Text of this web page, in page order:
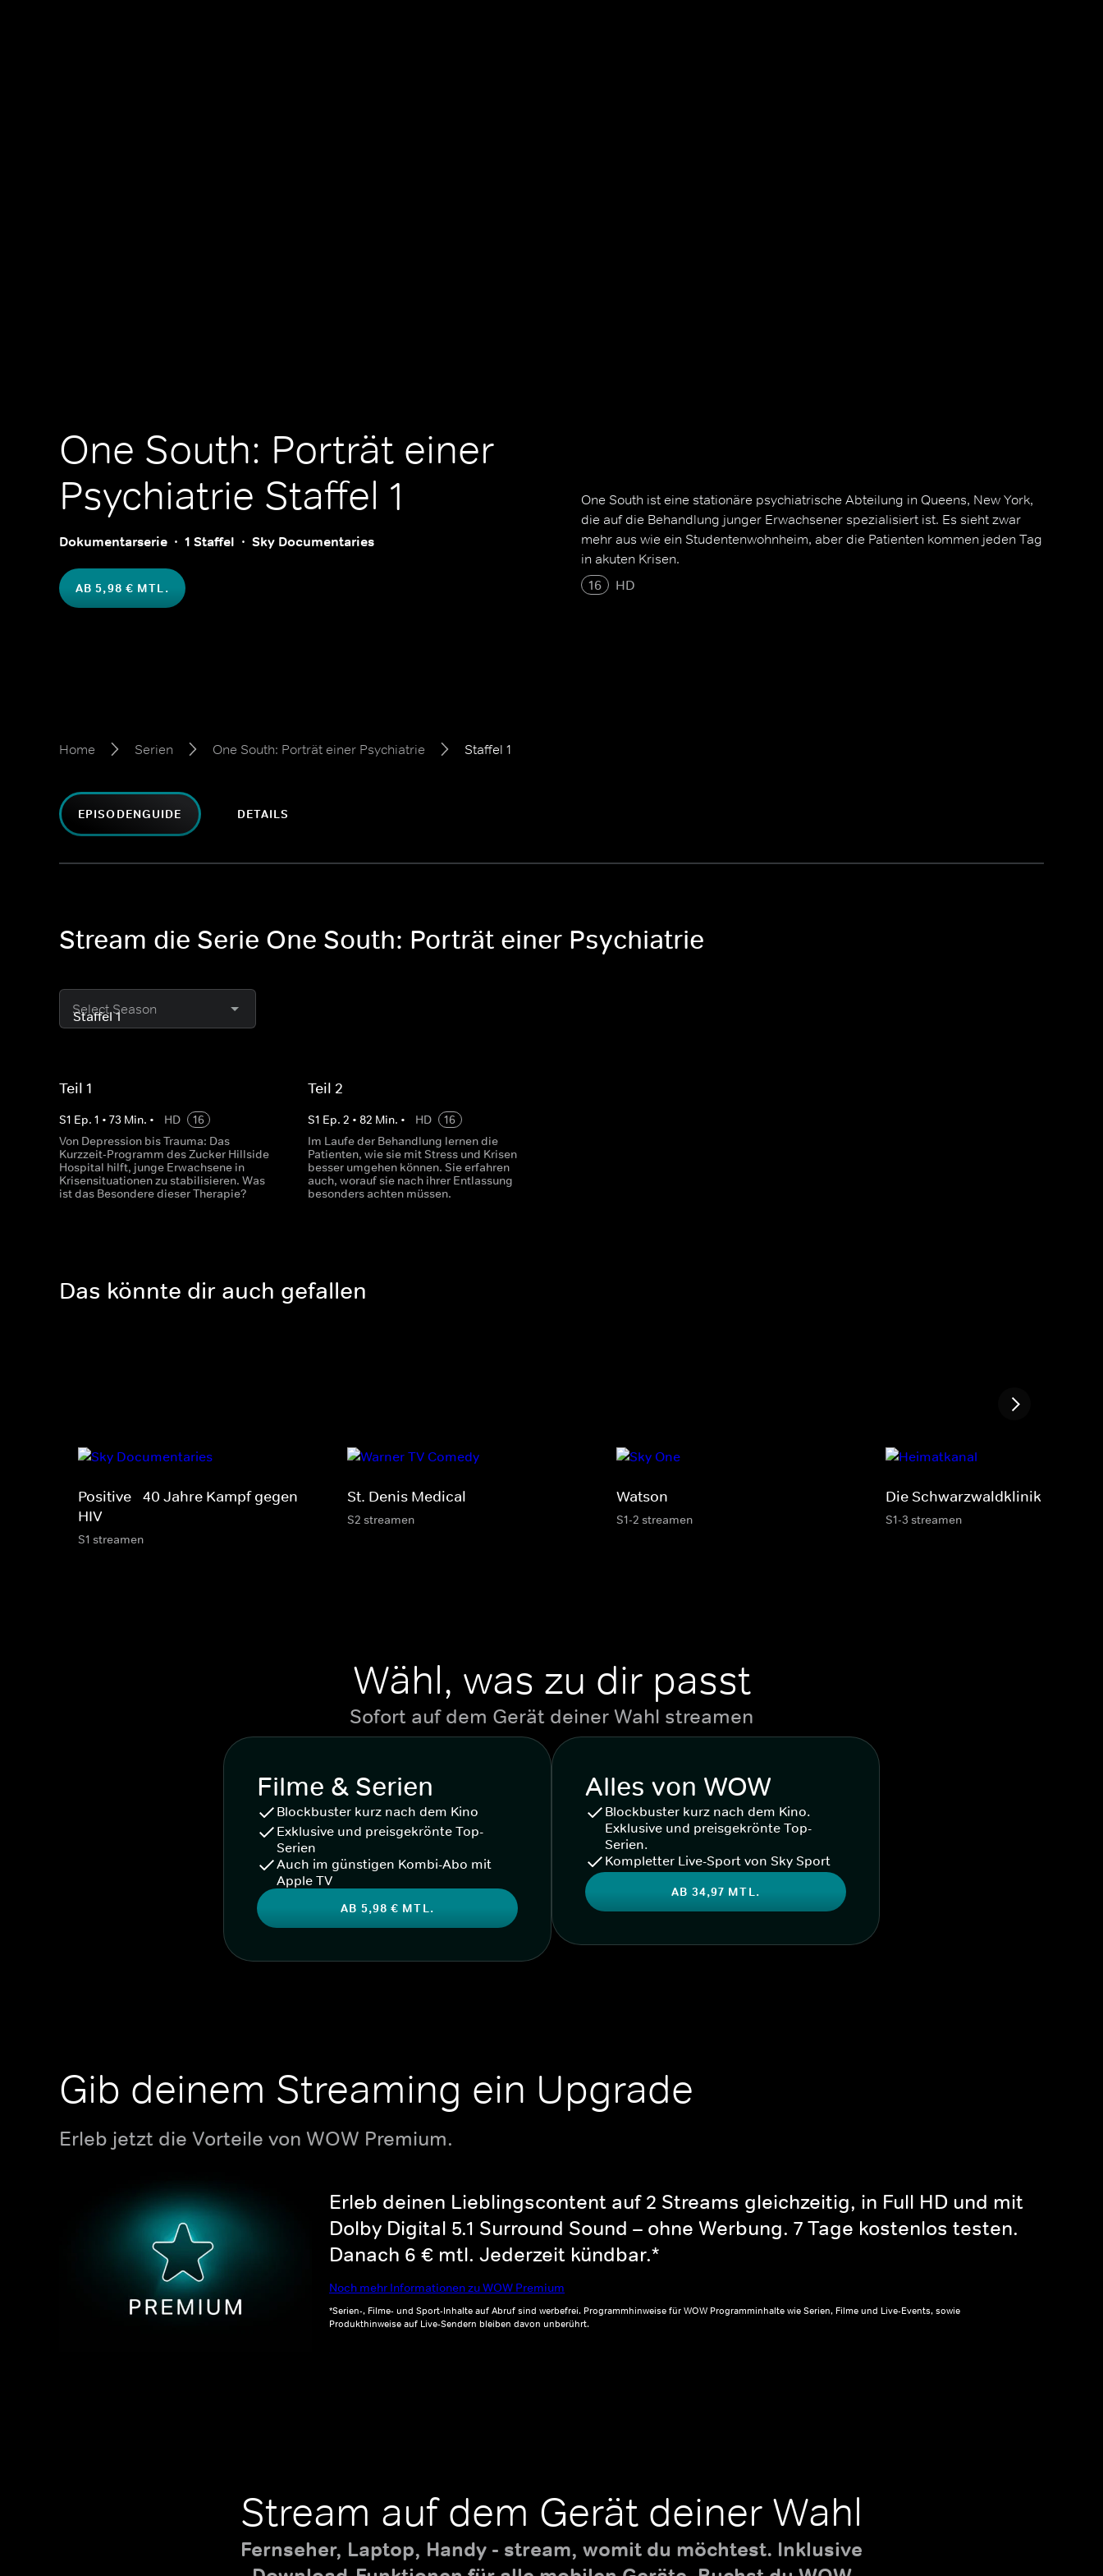
One South: Porträt einer
Psychiatrie Staffel 1
Dokumentarserie 1 Staffel Sky Documentaries
AB 5,98 € MTL.
One South ist eine stationäre psychiatrische Abteilung in Queens, New York,
die auf die Behandlung junger Erwachsener spezialisiert ist. Es sieht zwar
mehr aus wie ein Studentenwohnheim, aber die Patienten kommen jeden Tag
in akuten Krisen.
16
HD
Home Serien One South: Porträt einer Psychiatrie Staffel 1
EPISODENGUIDE DETAILS
Stream die Serie One South: Porträt einer Psychiatrie
Select Season
Teil 1
S1 Ep. 1 • 73 Min. • HD
16
Von Depression bis Trauma: Das
Kurzzeit-Programm des Zucker Hillside
Hospital hilft, junge Erwachsene in
Krisensituationen zu stabilisieren. Was
ist das Besondere dieser Therapie?
Teil 2
S1 Ep.2 •82 Min. • HD
16
Im Laufe der Behandlung lernen die
Patienten, wie sie mit Stress und Krisen
besser umgehen können. Sie erfahren
auch, worauf sie nach ihrer Entlassung
besonders achten müssen.
Das könnte dir auch gefallen
Positive - 40 Jahre Kampf gegen
HIV
S1 streamen
St. Denis Medical
S2 streamen
Watson
S1-2 streamen
Die Schwarzwaldklinik
S1-3 streamen
Wähl, was zu dir passt
Sofort auf dem Gerät deiner Wahl streamen
Filme & Serien
Blockbuster kurz nach dem Kino
Exklusive und preisgekrönte Top-
Serien
Auch im günstigen Kombi-Abo mit
Apple TV
AB 5,98 € MTL.
Alles von WOW
Blockbuster kurz nach dem Kino.
Exklusive und preisgekrönte Top-
Serien.
Kompletter Live-Sport von Sky Sport
AB 34,97 MTL.
Gib deinem Streaming ein Upgrade
Erleb jetzt die Vorteile von WOW Premium.
Erleb deinen Lieblingscontent auf 2 Streams gleichzeitig, in Full HD und mit
Dolby Digital 5.1 Surround Sound – ohne Werbung. 7 Tage kostenlos testen.
Danach 6 € mtl. Jederzeit kündbar.*
Noch mehr Informationen zu WOW Premium
*Serien-, Filme- und Sport-Inhalte auf Abruf sind werbefrei. Programmhinweise für WOW Programminhalte wie Serien, Filme und Live-Events, sowie
Produkthinweise auf Live-Sendern bleiben davon unberührt.
Stream auf dem Gerät deiner Wahl
Fernseher, Laptop, Handy - stream, womit du möchtest. Inklusive